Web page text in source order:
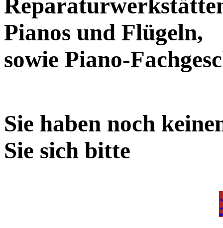
Pianos und Flügeln,
sowie Piano-
Sie haben noch
Sie sich bitte